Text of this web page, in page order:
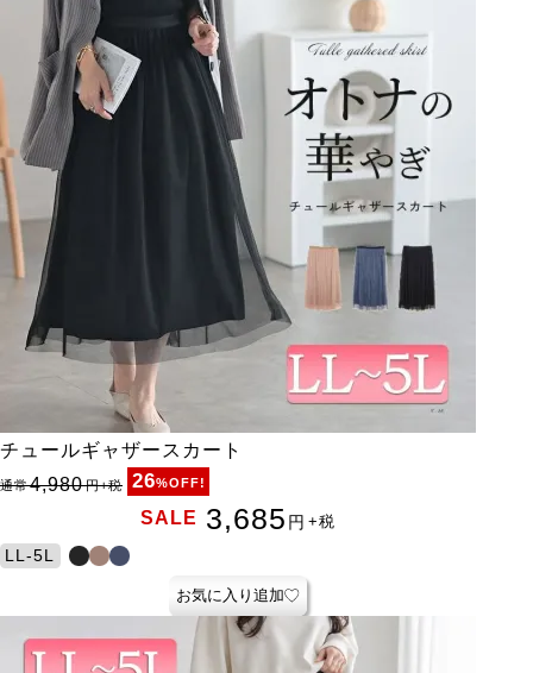
チュールギャザースカート
通常4,980円+税 26%OFF!
SALE 3,685 円 +税
LL-5L
お気に入り追加